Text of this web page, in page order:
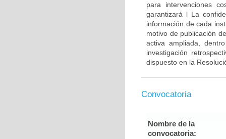
para intervenciones
garantizará l La
información de cada
motivo de publicación
activa ampliada,
investigación
dispuesto en la
Convocatoria
Nombre de la
convocatoria: